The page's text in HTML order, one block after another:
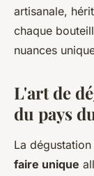
artisanale,
chaque
nuances
L'art de
du pays
La
faire unique